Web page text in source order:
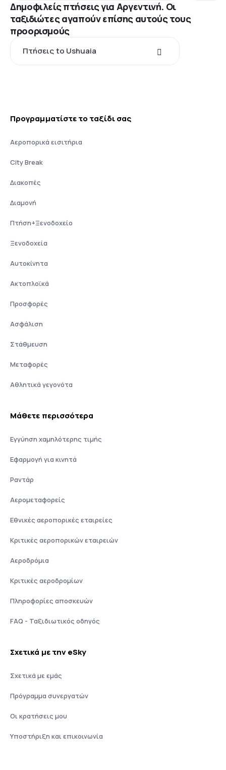
Δημοφιλείς πτήσεις για Αργεντινή. Οι
ταξιδιώτες αγαπούν επίσης αυτούς τους
προορισμούς
Πτήσεις to Ushuaia
Προγραμματίστε το ταξίδι σας
Αεροπορικά εισιτήρια
City Break
Διακοπές
Διαμονή
Πτήση+Ξενοδοχείο
Ξενοδοχεία
Αυτοκίνητα
Ακτοπλοϊκά
Προσφορές
Ασφάλιση
Στάθμευση
Μεταφορές
Αθλητικά γεγονότα
Μάθετε περισσότερα
Εγγύηση χαμηλότερης τιμής
Εφαρμογή για κινητά
Ραντάρ
Αερομεταφορείς
Εθνικές αεροπορικές εταιρείες
Κριτικές αεροπορικών εταιρειών
Αεροδρόμια
Κριτικές αεροδρομίων
Πληροφορίες αποσκευών
FAQ - Ταξιδιωτικός οδηγός
Σχετικά με την eSky
Σχετικά με εμάς
Πρόγραμμα συνεργατών
Οι κρατήσεις μου
Υποστήριξη και επικοινωνία